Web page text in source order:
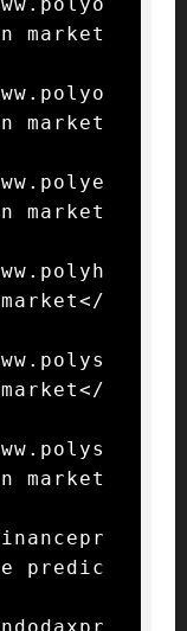
market
market
market
market
predic